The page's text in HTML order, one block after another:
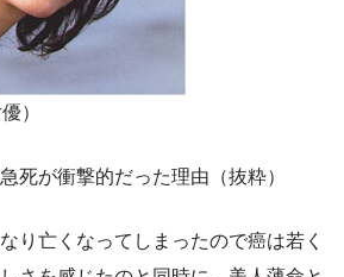
）
死が衝撃的だった理由（抜粋）
り亡くなってしまったので癌は若く